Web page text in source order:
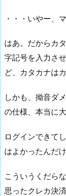
・・・いやー、
はあ。だからカ
字記号を入力さ
ど、カタカナは
しかも、拗音ダ
の仕様、本当に
ログインできて
はよかったんだけ
こういうくだら
思ったクレカ決